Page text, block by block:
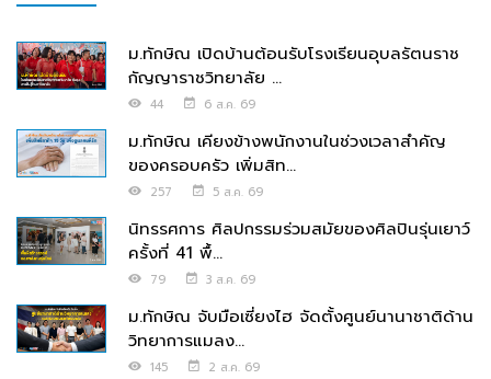
ม.ทักษิณ เปิดบ้านต้อนรับโรงเรียนอุบลรัตนราช
กัญญาราชวิทยาลัย ...
44 6 ส.ค. 69
ม.ทักษิณ เคียงข้างพนักงานในช่วงเวลาสำคัญ
ของครอบครัว เพิ่มสิท...
257 5 ส.ค. 69
นิทรรศการ ศิลปกรรมร่วมสมัยของศิลปินรุ่นเยาว์
ครั้งที่ 41 พื้...
79 3 ส.ค. 69
ม.ทักษิณ จับมือเซี่ยงไฮ จัดตั้งศูนย์นานาชาติด้าน
วิทยาการแมลง...
145 2 ส.ค. 69